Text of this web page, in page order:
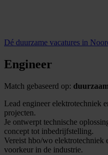
Dé duurzame vacatures in
Engineer
Match gebaseerd op:
Lead engineer elektrotechniek
projecten.
Je ontwerpt technische
concept tot inbedrijfstelling.
Vereist hbo/wo elektrotechniek
voorkeur in de industrie.